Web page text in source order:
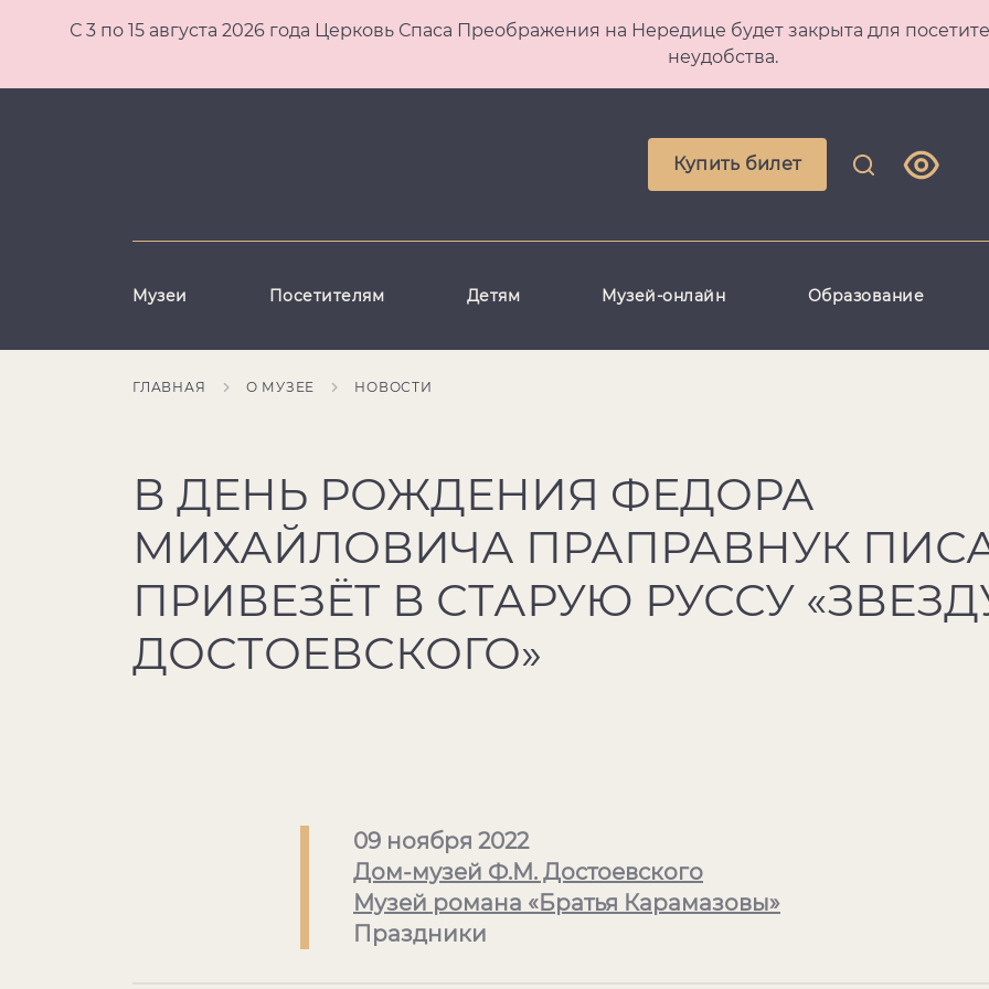
С 3 по 15 августа 2026 года Церковь Спаса Преображения на Нередице будет закрыта для
неудобства.
Купить билет
Музеи Посетителям Детям Музей-онлайн Образование
ГЛАВНАЯ О МУЗЕЕ НОВОСТИ
В ДЕНЬ РОЖДЕНИЯ ФЕДОРА
МИХАЙЛОВИЧА ПРАПРАВНУК
ПРИВЕЗЁТ В СТАРУЮ РУССУ
ДОСТОЕВСКОГО»
09 ноября 2022
Дом-музей Ф.М. Достоевского
Музей романа «Братья Карамазовы»
Праздники